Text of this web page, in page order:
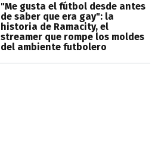
"Me gusta el fútbol desde antes
de saber que era gay": la
historia de Ramacity, el
streamer que rompe los moldes
del ambiente futbolero